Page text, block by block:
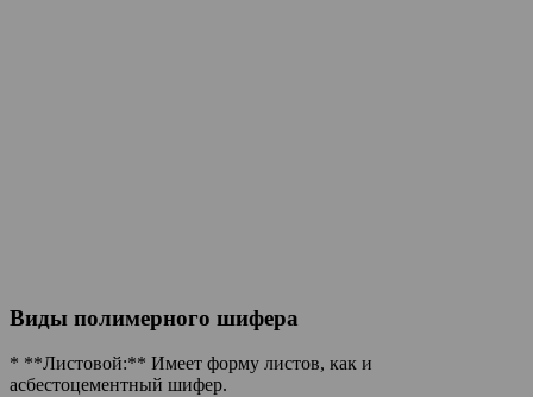
Виды полимерного шифера
* **Листовой:** Имеет форму листов, как и
асбестоцементный шифер.